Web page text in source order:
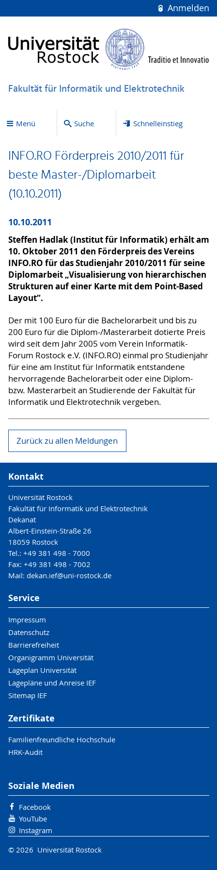
Anmelden
Fakultät für Informatik und Elektrotechnik
Menü Suche Schnelleinstieg
INFO.RO Förderpreis 2010/2011 für
beste Master-/Diplomarbeit
(10.10.2011)
10.10.2011
Steffen Hadlak (Institut für Informatik) erhält am
10. Oktober 2011 den Förderpreis des Vereins
INFO.RO für das Studienjahr 2010/2011 für seine
Diplomarbeit „Visualisierung von hierarchischen
Strukturen auf einer Karte mit dem Point-Based
Layout“.
Der mit 100 Euro für die Bachelorarbeit und bis zu
200 Euro für die Diplom-/Masterarbeit dotierte Preis
wird seit dem Jahr 2005 vom Verein Informatik-
Forum Rostock e.V. (INFO.RO) einmal pro Studienjahr
für eine am Institut für Informatik entstandene
hervorragende Bachelorarbeit oder eine Diplom-
bzw. Masterarbeit an Studierende der Fakultät für
Informatik und Elektrotechnik vergeben.
Zurück zu allen Meldungen
Kontakt
Universität Rostock
Fakultät für Informatik und Elektrotechnik
Dekanat
Albert-Einstein-Straße 26
18059 Rostock
Tel.: +49 381 498 - 7000
Fax: +49 381 498 - 7002
Mail: dekan.ief@uni-rostock.de
Service
Impressum
Datenschutz
Barrierefreiheit
Organigramm Universität
Lageplan Universität
Lagepläne und Anreise IEF
Sitemap IEF
Zertifikate
Familienfreundliche Hochschule
HRK-Audit
Soziale Medien
Facebook
YouTube
Instagram
© 2026 Universität Rostock